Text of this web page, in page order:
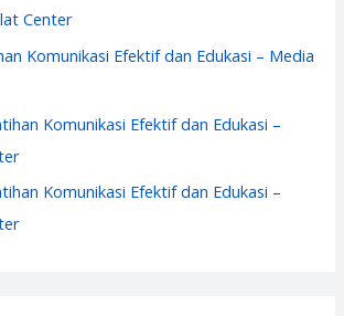
Center
Komunikasi Efektif dan Edukasi – Media
Komunikasi Efektif dan Edukasi –
Komunikasi Efektif dan Edukasi –